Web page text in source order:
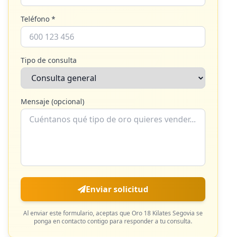
Teléfono *
Tipo de consulta
Mensaje (opcional)
Enviar solicitud
Al enviar este formulario, aceptas que Oro 18 Kilates Segovia se
ponga en contacto contigo para responder a tu consulta.